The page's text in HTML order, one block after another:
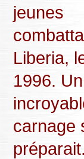
jeunes
Liberia,
1996. Un
carnage